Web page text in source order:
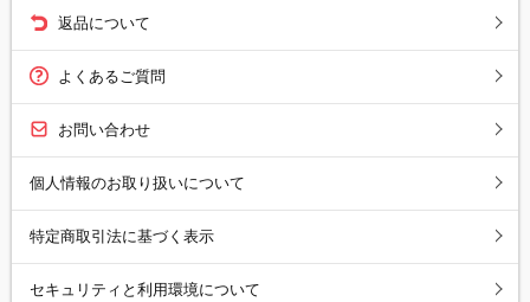
返品について
よくあるご質問
お問い合わせ
個人情報のお取り扱いについて
特定商取引法に基づく表示
セキュリティと利用環境について